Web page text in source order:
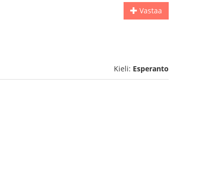
Vastaa
Kieli: Esperanto